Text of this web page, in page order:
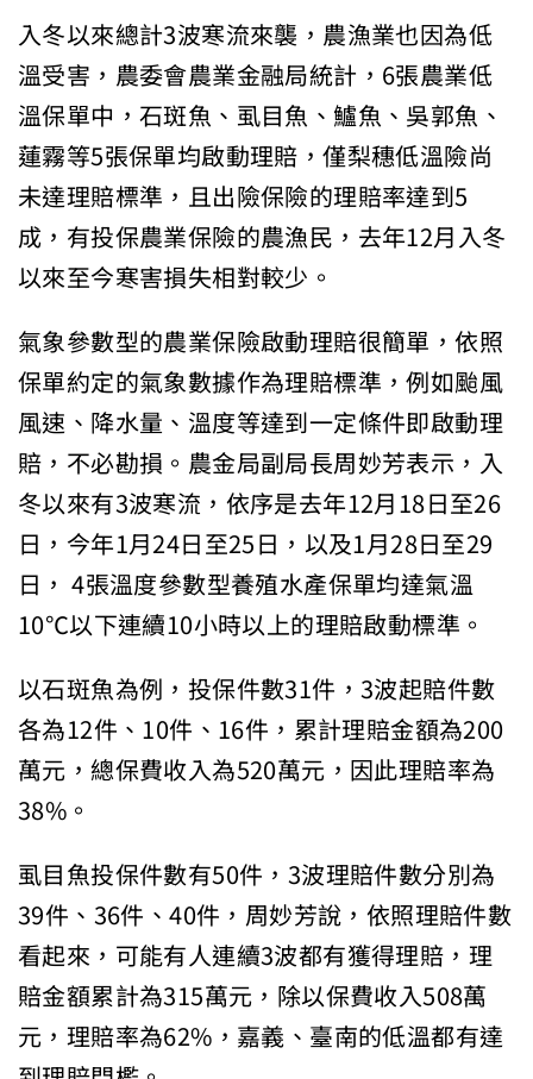
入冬以來總計3波寒流來襲，農漁業也因為低
溫受害，農委會農業金融局統計，6張農業低
溫保單中，石斑魚、虱目魚、鱸魚、吳郭魚、
蓮霧等5張保單均啟動理賠，僅梨穗低溫險尚
未達理賠標準，且出險保險的理賠率達到5
成，有投保農業保險的農漁民，去年12月入冬
以來至今寒害損失相對較少。
氣象參數型的農業保險啟動理賠很簡單，依照
保單約定的氣象數據作為理賠標準，例如颱風
風速、降水量、溫度等達到一定條件即啟動理
賠，不必勘損。農金局副局長周妙芳表示，入
冬以來有3波寒流，依序是去年12月18日至26
日，今年1月24日至25日，以及1月28日至29
日， 4張溫度參數型養殖水產保單均達氣溫
10℃以下連續10小時以上的理賠啟動標準。
以石斑魚為例，投保件數31件，3波起賠件數
各為12件、10件、16件，累計理賠金額為200
萬元，總保費收入為520萬元，因此理賠率為
38%。
虱目魚投保件數有50件，3波理賠件數分別為
39件、36件、40件，周妙芳說，依照理賠件數
看起來，可能有人連續3波都有獲得理賠，理
賠金額累計為315萬元，除以保費收入508萬
元，理賠率為62%，嘉義、臺南的低溫都有達